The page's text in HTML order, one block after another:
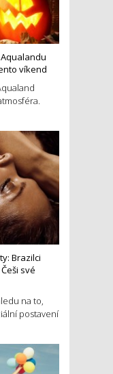
víkend
Brazilci
své
na to,
postavení